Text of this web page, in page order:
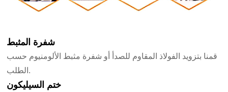
شفرة المثبط
قمنا بتزويد الفولاذ المقاوم للصدأ أو شفرة مثبط الألومنيوم حسب
الطلب.
ختم السيليكون